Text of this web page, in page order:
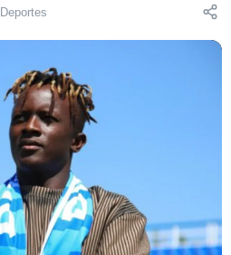
Deportes